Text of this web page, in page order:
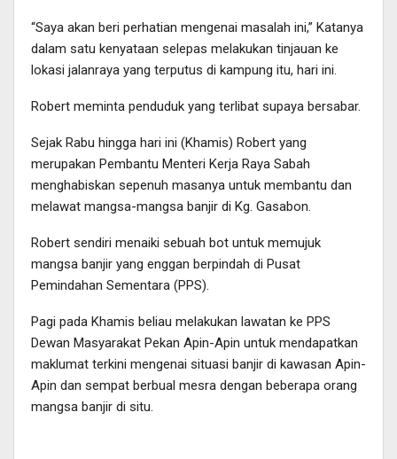
“Saya akan beri perhatian mengenai masalah ini,” Katanya
dalam satu kenyataan selepas melakukan tinjauan ke
lokasi jalanraya yang terputus di kampung itu, hari ini.
Robert meminta penduduk yang terlibat supaya bersabar.
Sejak Rabu hingga hari ini (Khamis) Robert yang
merupakan Pembantu Menteri Kerja Raya Sabah
menghabiskan sepenuh masanya untuk membantu dan
melawat mangsa-mangsa banjir di Kg. Gasabon.
Robert sendiri menaiki sebuah bot untuk memujuk
mangsa banjir yang enggan berpindah di Pusat
Pemindahan Sementara (PPS).
Pagi pada Khamis beliau melakukan lawatan ke PPS
Dewan Masyarakat Pekan Apin-Apin untuk mendapatkan
maklumat terkini mengenai situasi banjir di kawasan Apin-
Apin dan sempat berbual mesra dengan beberapa orang
mangsa banjir di situ.